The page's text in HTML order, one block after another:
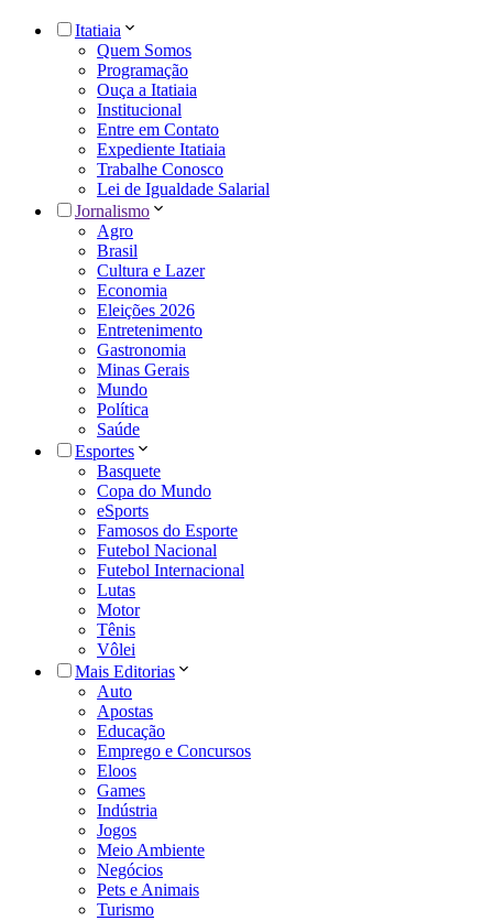
Itatiaia
Quem Somos
Programação
Ouça a Itatiaia
Institucional
Entre em Contato
Expediente Itatiaia
Trabalhe Conosco
Lei de Igualdade Salarial
Jornalismo
Agro
Brasil
Cultura e Lazer
Economia
Eleições 2026
Entretenimento
Gastronomia
Minas Gerais
Mundo
Política
Saúde
Esportes
Basquete
Copa do Mundo
eSports
Famosos do Esporte
Futebol Nacional
Futebol Internacional
Lutas
Motor
Tênis
Vôlei
Mais Editorias
Auto
Apostas
Educação
Emprego e Concursos
Eloos
Games
Indústria
Jogos
Meio Ambiente
Negócios
Pets e Animais
Turismo